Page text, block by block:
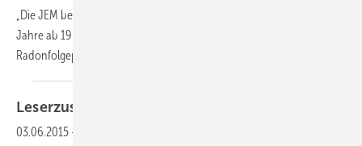
„Die JEM beruht für Radongas und externe Gammastrahlung für die
Jahre ab 1955 auf vorhandenen Messwerten. Für die
Radonfolgeproduktkonzentrationen gilt
Leserzuschrift
03.06.2015 -